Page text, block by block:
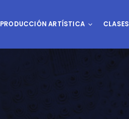
PRODUCCIÓN ARTÍSTICA CLASES